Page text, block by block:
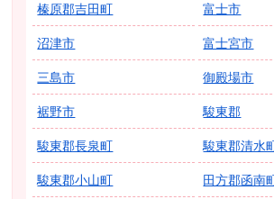
榛原郡吉田町 富士市
沼津市 富士宮市
三島市 御殿場市
裾野市 駿東郡
駿東郡長泉町 駿東郡清水
駿東郡小山町 田方郡函南